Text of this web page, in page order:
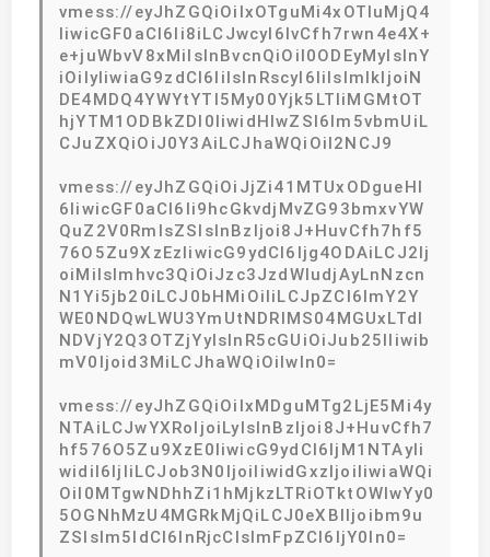
vmess://eyJhZGQiOiIxOTguMi4xOTIuMjQ4
IiwicGF0aCI6Ii8iLCJwcyI6IvCfh7rwn4e4X+
e+juWbvV8xMiIsInBvcnQiOiI0ODEyMyIsInY
iOiIyIiwiaG9zdCI6IiIsInRscyI6IiIsImlkIjoiN
DE4MDQ4YWYtYTI5My00Yjk5LTliMGMtOT
hjYTM1ODBkZDI0IiwidHlwZSI6Im5vbmUiL
CJuZXQiOiJ0Y3AiLCJhaWQiOiI2NCJ9
vmess://eyJhZGQiOiJjZi41MTUxODgueHl
6IiwicGF0aCI6Ii9hcGkvdjMvZG93bmxvYW
QuZ2V0RmlsZSIsInBzIjoi8J+HuvCfh7hf5
76O5Zu9XzEzIiwicG9ydCI6Ijg4ODAiLCJ2Ij
oiMiIsImhvc3QiOiJzc3JzdWIudjAyLnNzcn
N1Yi5jb20iLCJ0bHMiOiIiLCJpZCI6ImY2Y
WE0NDQwLWU3YmUtNDRlMS04MGUxLTdl
NDVjY2Q3OTZjYyIsInR5cGUiOiJub25lIiwib
mV0Ijoid3MiLCJhaWQiOiIwIn0=
vmess://eyJhZGQiOiIxMDguMTg2LjE5Mi4y
NTAiLCJwYXRoIjoiLyIsInBzIjoi8J+HuvCfh7
hf576O5Zu9XzE0IiwicG9ydCI6IjM1NTAyIi
widiI6IjIiLCJob3N0IjoiIiwidGxzIjoiIiwiaWQi
OiI0MTgwNDhhZi1hMjkzLTRiOTktOWIwYy0
5OGNhMzU4MGRkMjQiLCJ0eXBlIjoibm9u
ZSIsIm5ldCI6InRjcCIsImFpZCI6IjY0In0=